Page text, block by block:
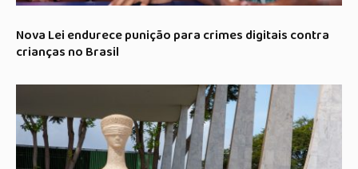
Nova Lei endurece punição para crimes digitais contra
crianças no Brasil